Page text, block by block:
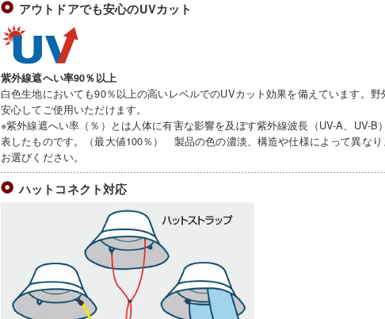
アウトドアでも安心のUVカット
紫外線遮へい率90％以上
白色生地においても90％以上の高いレベルでのUVカット効果を備えています。
安心してご使用いただけます。
※紫外線遮へい率（％）とは人体に有害な影響を及ぼす紫外線波長（UV-A、UV-B
表したものです。（最大値100％） 製品の色の濃淡、構造や仕様によって異な
お選びください。
ハットコネクト対応